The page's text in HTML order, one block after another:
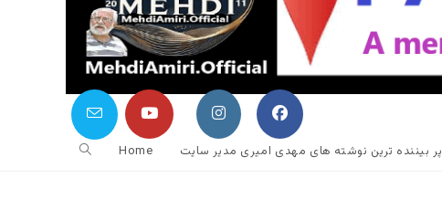
پر بیننده ترین نوشته های مهدی امیری مدیر سایت Home
جستجوی